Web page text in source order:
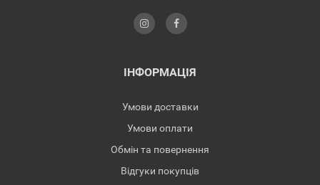
ІНФОРМАЦІЯ
Умови доставки
Умови оплати
Обмін та повернення
Відгуки покупців